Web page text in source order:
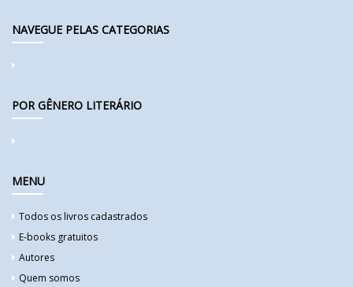
NAVEGUE PELAS CATEGORIAS
POR GÊNERO LITERÁRIO
MENU
Todos os livros cadastrados
E-books gratuitos
Autores
Quem somos